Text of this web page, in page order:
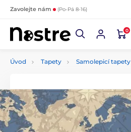
Zavolejte nám (Po-Pá 8-16)
0
Úvod Tapety Samolepicí tapety